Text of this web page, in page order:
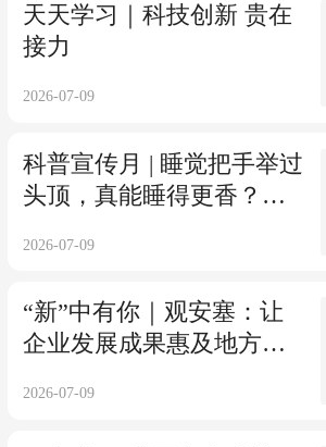
天天学习｜科技创新 贵在
接力
2026-07-09
科普宣传月 | 睡觉把手举过
头顶，真能睡得更香？原
2026-07-09
“新”中有你｜观安塞：让
企业发展成果惠及地方、
2026-07-09